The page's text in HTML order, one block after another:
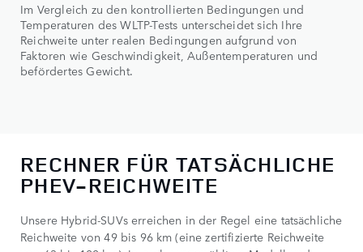
Im Vergleich zu den kontrollierten Bedingungen und
Temperaturen des WLTP-Tests unterscheidet sich Ihre
Reichweite unter realen Bedingungen aufgrund von
Faktoren wie Geschwindigkeit, Außentemperaturen und
befördertes Gewicht.
RECHNER FÜR TATSÄCHLICHE
PHEV-REICHWEITE
Unsere Hybrid-SUVs erreichen in der Regel eine tatsächliche
Reichweite von 49 bis 96 km (eine zertifizierte Reichweite